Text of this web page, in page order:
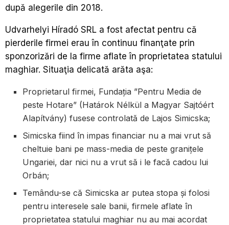
după alegerile din 2018.
Udvarhelyi Híradó SRL a fost afectat pentru că
pierderile firmei erau în continuu finanţate prin
sponzorizări de la firme aflate în proprietatea statului
maghiar. Situaţia delicată arăta aşa:
Proprietarul firmei, Fundația ”Pentru Media de
peste Hotare” (Határok Nélkül a Magyar Sajtóért
Alapítvány) fusese controlată de Lajos Simicska;
Simicska fiind în impas financiar nu a mai vrut să
cheltuie bani pe mass-media de peste granițele
Ungariei, dar nici nu a vrut să i le facă cadou lui
Orbán;
Temându-se că Simicska ar putea stopa şi folosi
pentru interesele sale banii, firmele aflate în
proprietatea statului maghiar nu au mai acordat